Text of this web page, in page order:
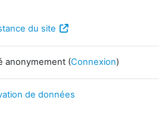
du site
anonymement (Connexion)
de données